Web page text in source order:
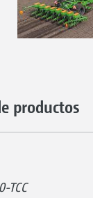
productos
TCC